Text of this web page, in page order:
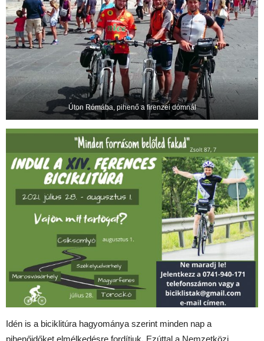
Úton Rómába, pihenő a firenzei dómnál
Idén is a biciklitúra hagyománya szerint minden nap a
pihenőidőket elmélkedésre fordítjuk. Ezúttal a Nemzetközi